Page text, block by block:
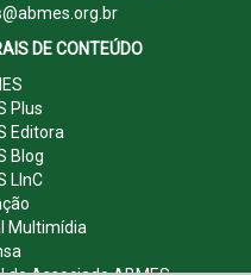
DE CONTEÚDO
Plus
Editora
Blog
LInC
Multimídia